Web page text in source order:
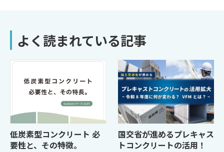
よく読まれている記事
低炭素型コンクリート 必
要性と、その特徴。
国交省が進めるプレキャス
トコンクリートの活用！